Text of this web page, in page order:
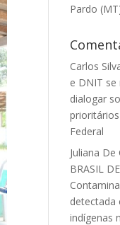
Pardo
Carlos
e DNIT se
dialogar
Federal
Juliana De
BRASIL
detectada
indígenas